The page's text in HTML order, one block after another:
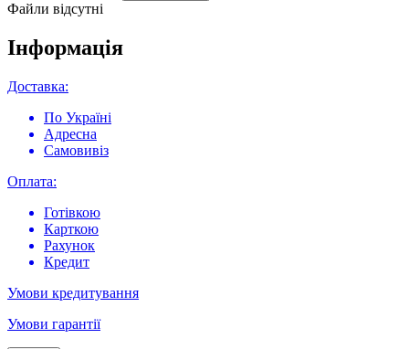
Файли відсутні
Інформація
Доставка:
По Україні
Адресна
Самовивіз
Оплата:
Готівкою
Карткою
Рахунок
Кредит
Умови кредитування
Умови гарантії